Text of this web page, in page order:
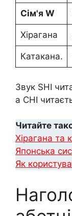
Сім'я W
Хірагана
Катакана.
Звук SHI
а CHI
Читайте
Хірагана та
Японська
Як